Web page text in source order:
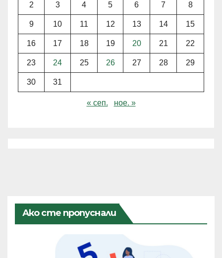
2 3 4 5 6 7 8
9 10 11 12 13 14 15
16 17 18 19 20 21 22
23 24 25 26 27 28 29
30 31
« сеп. ное. »
Ако сте пропуснали